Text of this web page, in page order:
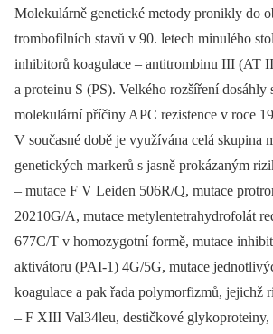
Molekulárně genetické metody pronikly do
trombofilních stavů v 90. letech minulého
inhibitorů koagulace –⁠ antitrombinu III (AT
a proteinu S (PS). Velkého rozšíření dosáhly
molekulární příčiny APC rezistence v roce
V současné době je využívána celá skupina
genetických markerů s jasně prokázaným
–⁠ mutace F V Leiden 506R/Q, mutace
20210G/A, mutace metylentetrahydrofolát
677C/T v homozygotní formě, mutace
aktivátoru (PAI‑1) 4G/5G, mutace
koagulace a pak řada polymorfizmů, jejichž
–⁠ F XIII Val34leu, destičkové glykoproteiny,